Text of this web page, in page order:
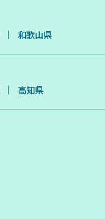
和歌山県
高知県